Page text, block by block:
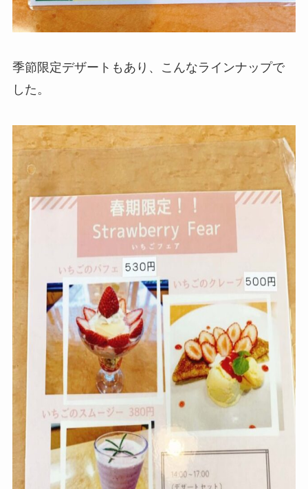
季節限定デザートもあり、こんなラインナップで
した。